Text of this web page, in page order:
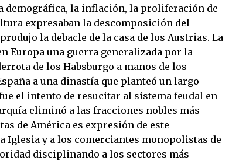
demográfica, la inflación, la proliferación de
expresaban la descomposición del
la debacle de la casa de los Austrias. La
Europa una guerra generalizada por la
de los Habsburgo a manos de los
a una dinastía que planteó un largo
el intento de resucitar al sistema feudal en
eliminó a las fracciones nobles más
de América es expresión de este
Iglesia y a los comerciantes monopolistas de
disciplinando a los sectores más